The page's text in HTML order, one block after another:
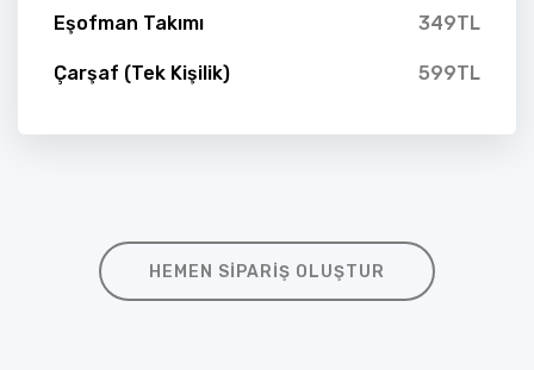
Eşofman Takımı 349TL
Çarşaf (Tek Kişilik) 599TL
HEMEN SIPARIŞ OLUŞTUR